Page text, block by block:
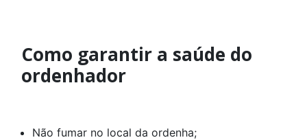
Como garantir a saúde do
ordenhador
Não fumar no local da ordenha;